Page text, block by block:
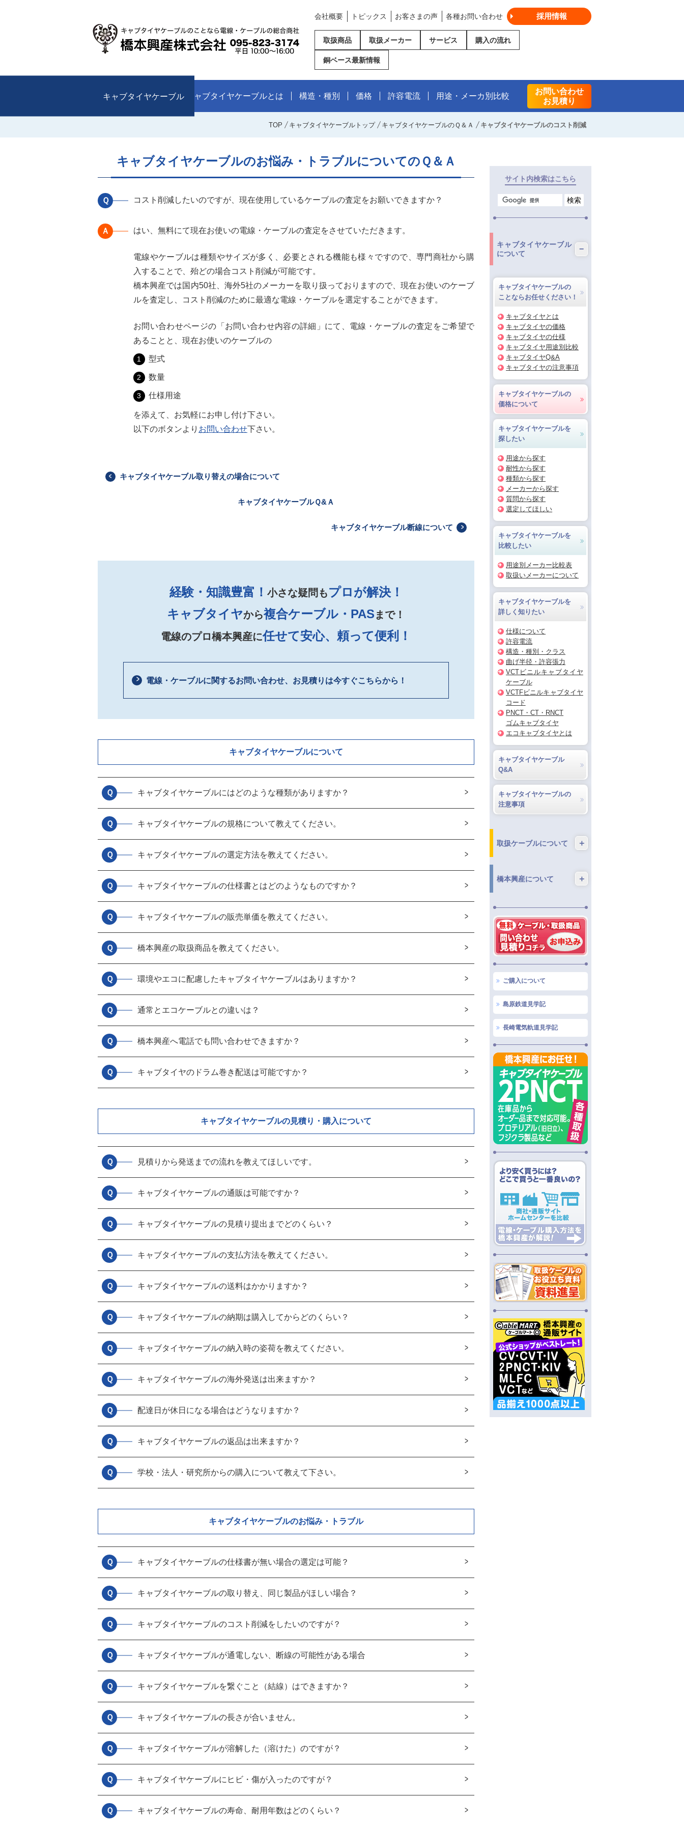
取扱商品 取扱メーカー サービス 購入の流れ
銅ベース最新情報
会社概要 トピックス お客さまの声 各種お問い合わせ 採用情報
キャブタイヤケーブル キャブタイヤケーブルとは 構造・種別 価格 許容電流 用途・メーカ別比較
お問い合わせ
お見積り
TOP キャブタイヤケーブルトップ キャブタイヤケーブルのＱ＆Ａ キャブタイヤケーブルのコスト削減
キャブタイヤケーブルのお悩み・トラブルについてのＱ＆Ａ
Ｑ コスト削減したいのですが、現在使用しているケーブルの査定をお願いできますか？
Ａ はい、無料にて現在お使いの電線・ケーブルの査定をさせていただきます。
電線やケーブルは種類やサイズが多く、必要とされる機能も様々ですので、専門商社から購
入することで、殆どの場合コスト削減が可能です。
橋本興産では国内50社、海外5社のメーカーを取り扱っておりますので、現在お使いのケーブ
ルを査定し、コスト削減のために最適な電線・ケーブルを選定することができます。
お問い合わせページの「お問い合わせ内容の詳細」にて、電線・ケーブルの査定をご希望で
あることと、現在お使いのケーブルの
型式
数量
仕様用途
を添えて、お気軽にお申し付け下さい。
以下のボタンより お問い合わせ下さい。
キャブタイヤケーブル取り替えの場合について
キャブタイヤケーブルＱ&Ａ
キャブタイヤケーブル断線について
経験・知識豊富！ 小さな疑問もプロが解決！
キャブタイヤから複合ケーブル・PAS まで！
電線のプロ橋本興産に任せて安心、頼って便利！
電線・ケーブルに関するお問い合わせ、お見積りは今すぐこちらから！
キャブタイヤケーブルについて
Ｑ キャブタイヤケーブルにはどのような種類がありますか？
Ｑ キャブタイヤケーブルの規格について教えてください。
Ｑ キャブタイヤケーブルの選定方法を教えてください。
Ｑ キャブタイヤケーブルの仕様書とはどのようなものですか？
Ｑ キャブタイヤケーブルの販売単価を教えてください。
Ｑ 橋本興産の取扱商品を教えてください。
Ｑ 環境やエコに配慮したキャブタイヤケーブルはありますか？
Ｑ 通常とエコケーブルとの違いは？
Ｑ 橋本興産へ電話でも問い合わせできますか？
Ｑ キャブタイヤのドラム巻き配送は可能ですか？
キャブタイヤケーブルの見積り・購入について
Ｑ 見積りから発送までの流れを教えてほしいです。
Ｑ キャブタイヤケーブルの通販は可能ですか？
Ｑ キャブタイヤケーブルの見積り提出までどのくらい？
Ｑ キャブタイヤケーブルの支払方法を教えてください。
Ｑ キャブタイヤケーブルの送料はかかりますか？
Ｑ キャブタイヤケーブルの納期は購入してからどのくらい？
Ｑ キャブタイヤケーブルの納入時の姿荷を教えてください。
Ｑ キャブタイヤケーブルの海外発送は出来ますか？
Ｑ 配達日が休日になる場合はどうなりますか？
Ｑ キャブタイヤケーブルの返品は出来ますか？
Ｑ 学校・法人・研究所からの購入について教えて下さい。
キャブタイヤケーブルのお悩み・トラブル
Ｑ キャブタイヤケーブルの仕様書が無い場合の選定は可能？
Ｑ キャブタイヤケーブルの取り替え、同じ製品がほしい場合？
Ｑ キャブタイヤケーブルのコスト削減をしたいのですが？
Ｑ キャブタイヤケーブルが通電しない、断線の可能性がある場合
Ｑ キャブタイヤケーブルを繋ぐこと（結線）はできますか？
Ｑ キャブタイヤケーブルの長さが合いません。
Ｑ キャブタイヤケーブルが溶解した（溶けた）のですが？
Ｑ キャブタイヤケーブルにヒビ・傷が入ったのですが？
Ｑ キャブタイヤケーブルの寿命、耐用年数はどのくらい？
サイト内検索はこちら
キャブタイヤケーブル
について
−
キャブタイヤケーブルの
ことならお任せください！
キャブタイヤとは
キャブタイヤの価格
キャブタイヤの仕様
キャブタイヤ用途別比較
キャブタイヤQ&A
キャブタイヤの注意事項
キャブタイヤケーブルの
価格について
キャブタイヤケーブルを
探したい
用途から探す
耐性から探す
種類から探す
メーカーから探す
質問から探す
選定してほしい
キャブタイヤケーブルを
比較したい
用途別メーカー比較表
取扱いメーカーについて
キャブタイヤケーブルを
詳しく知りたい
仕様について
許容電流
構造・種別・クラス
曲げ半径・許容張力
VCTビニルキャブタイヤ
ケーブル
VCTFビニルキャブタイヤ
コード
PNCT・CT・RNCT
ゴムキャブタイヤ
エコキャブタイヤとは
キャブタイヤケーブル
Q&A
キャブタイヤケーブルの
注意事項
取扱ケーブルについて ＋
橋本興産について ＋
ご購入について
島原鉄道見学記
長崎電気軌道見学記